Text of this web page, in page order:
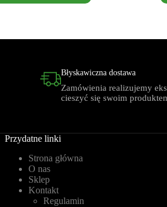
Błyskawiczna dostawa
Zamówienia realizujemy
cieszyć się swoim
Przydatne linki
Strona główna
O nas
Sklep
Kontakt
Regulamin